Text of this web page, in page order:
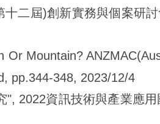
二屆)創新實務與個案研
Or Mountain?
pp.344-348, 2023/12/4
2022資訊技術與產業應